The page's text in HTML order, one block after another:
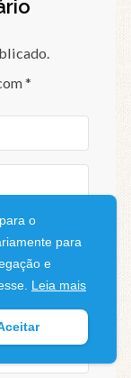
*
o
para
e
Leia mais